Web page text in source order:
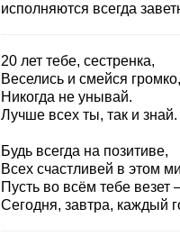
исполняются всегда
20 лет тебе, сестренка,
Веселись и смейся громко,
Никогда не унывай.
Лучше всех ты, так и знай.
Будь всегда на позитиве,
Всех счастливей в этом
Пусть во всём тебе везет
Сегодня, завтра, каждый